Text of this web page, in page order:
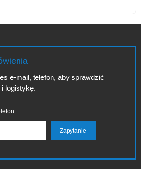
e-mail, telefon, aby sprawdzić
logistykę.